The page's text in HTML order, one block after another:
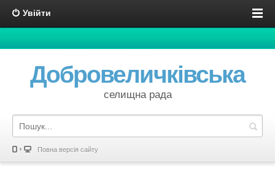
Увійти
Добровеличківська
селищна рада
Повна версія сайту